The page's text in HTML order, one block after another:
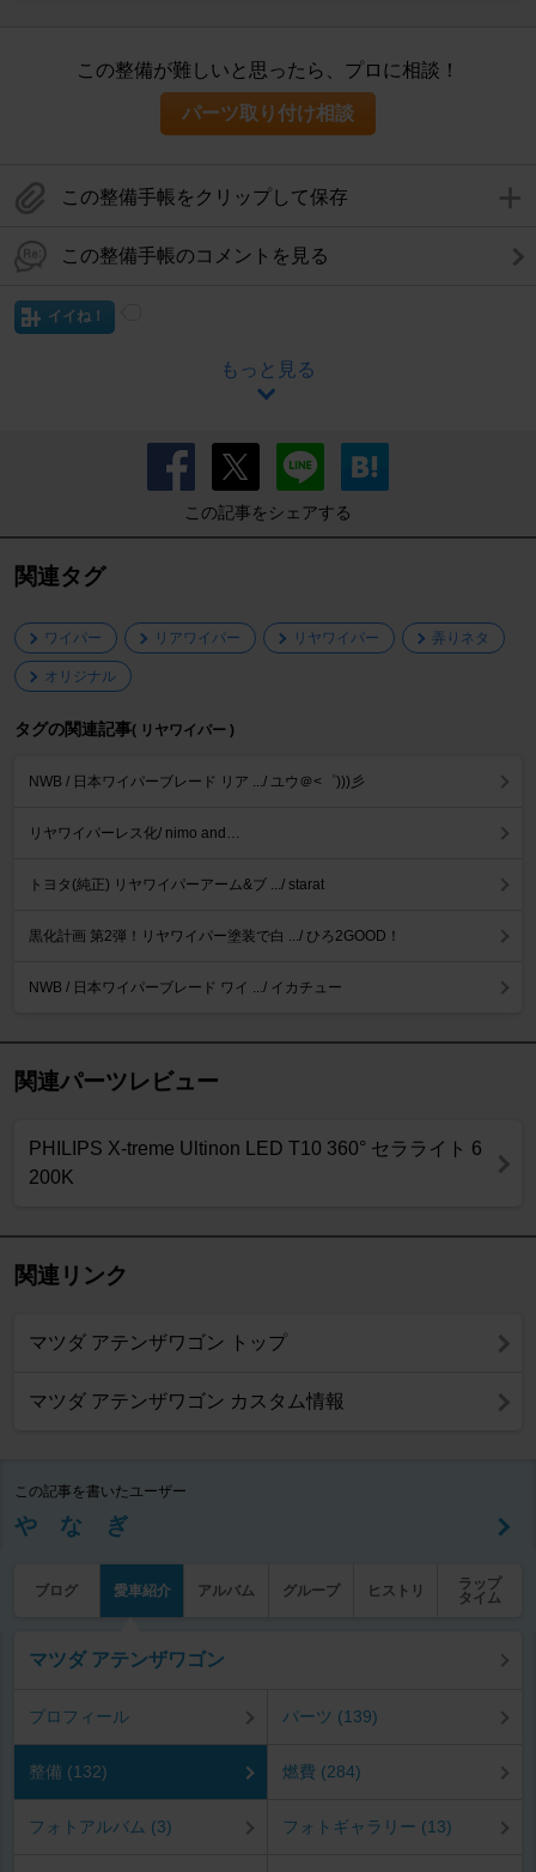
この整備が難しいと思ったら、プロに相談！
パーツ取り付け相談
この整備手帳をクリップして保存
この整備手帳のコメントを見る
イイね！
もっと見る
この記事をシェアする
関連タグ
ワイパー リアワイパー リヤワイパー 弄りネタ
オリジナル
タグの関連記事( リヤワイパー )
NWB / 日本ワイパーブレード リア .../ ユウ＠<゜)))彡
リヤワイパーレス化/ nimo and…
トヨタ(純正) リヤワイパーアーム&ブ .../ starat
黒化計画 第2弾！リヤワイパー塗装で白 .../ ひろ2GOOD！
NWB / 日本ワイパーブレード ワイ .../ イカチュー
関連パーツレビュー
PHILIPS X-treme Ultinon LED T10 360° セラライト 6
200K
関連リンク
マツダ アテンザワゴン トップ
マツダ アテンザワゴン カスタム情報
この記事を書いたユーザー
や な ぎ
ブログ 愛車紹介 アルバム グループ ヒストリ
ラップ
タイム
マツダ アテンザワゴン
プロフィール パーツ (139)
整備 (132) 燃費 (284)
フォトアルバム (3) フォトギャラリー (13)